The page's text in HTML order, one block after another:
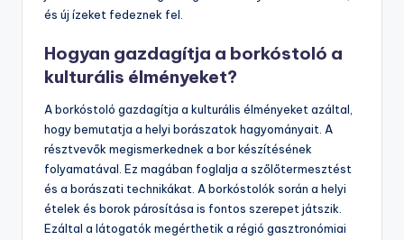
és új ízeket fedeznek fel.
Hogyan gazdagítja a borkóstoló a
kulturális élményeket?
A borkóstoló gazdagítja a kulturális élményeket azáltal,
hogy bemutatja a helyi borászatok hagyományait. A
résztvevők megismerkednek a bor készítésének
folyamatával. Ez magában foglalja a szőlőtermesztést
és a borászati technikákat. A borkóstolók során a helyi
ételek és borok párosítása is fontos szerepet játszik.
Ezáltal a látogatók megérthetik a régió gasztronómiai